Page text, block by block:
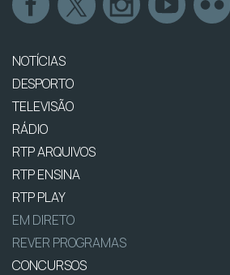
NOTÍCIAS
DESPORTO
TELEVISÃO
RÁDIO
RTP ARQUIVOS
RTP ENSINA
RTP PLAY
EM DIRETO
REVER PROGRAMAS
CONCURSOS